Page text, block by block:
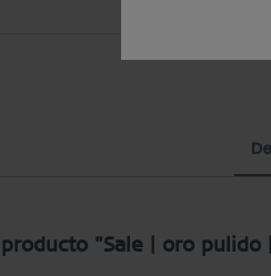
"Sale | oro pulido